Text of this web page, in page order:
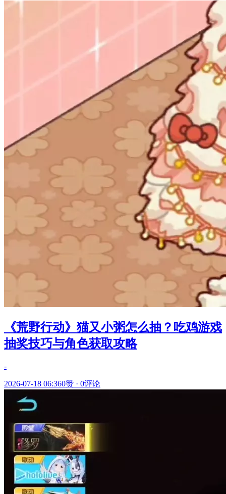
《荒野行动》猫又小粥怎么抽？吃鸡游戏
抽奖技巧与角色获取攻略
-
2026-07-18 06:360赞 · 0评论